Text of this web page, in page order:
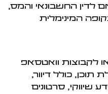
החשבונאי והמס,
המינימלית
לקבוצות וואטסאפ
כולל דיוור,
שיווקי, סרטונים